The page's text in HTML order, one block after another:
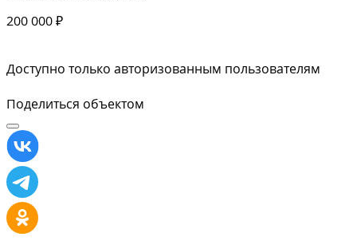
200 000 ₽
Доступно только авторизованным пользователям
Поделиться объектом